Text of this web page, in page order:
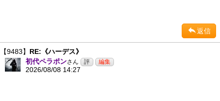
返信
【9483】 RE:《ハーデス》
初代ペラポンさん
2026/08/08 14:27